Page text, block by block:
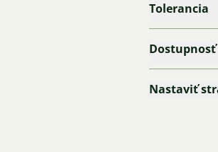
Tolerancia
Dostupnosť
Nastaviť